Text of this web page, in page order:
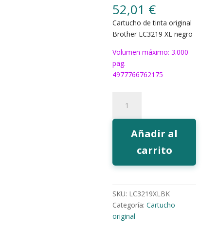
52,01 €
Cartucho de tinta original
Brother LC3219 XL negro
Volumen máximo: 3.000
pag.
4977766762175
Brother
LC3219
Añadir al
carrito
SKU: LC3219XLBK
Categoría:Cartucho
original